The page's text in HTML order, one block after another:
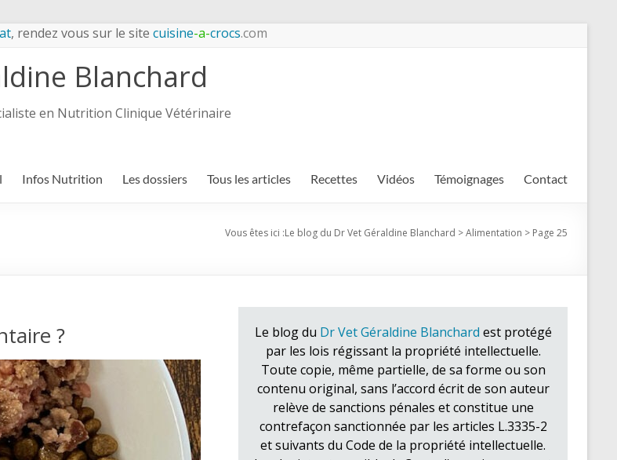
, rendez vous sur le site cuisine-a-crocs.com
Blanchard
en Nutrition Clinique Vétérinaire
Infos Nutrition Les dossiers Tous les articles Recettes Vidéos Témoignages Contact
Vous êtes ici :Le blog du Dr Vet Géraldine Blanchard >Alimentation > Page 25
? Le blog du Dr Vet Géraldine Blanchard est protégé
par les lois régissant la propriété intellectuelle.
Toute copie, même partielle, de sa forme ou son
contenu original, sans l’accord écrit de son auteur
relève de sanctions pénales et constitue une
contrefaçon sanctionnée par les articles L.3335-2
et suivants du Code de la propriété intellectuelle.